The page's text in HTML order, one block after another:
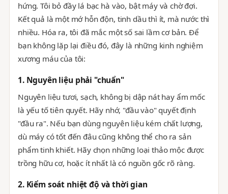
hứng. Tôi bỏ đầy lá bạc hà vào, bật máy và chờ đợi.
Kết quả là một mớ hỗn độn, tinh dầu thì ít, mà nước thì
nhiều. Hóa ra, tôi đã mắc một số sai lầm cơ bản. Để
bạn không lặp lại điều đó, đây là những kinh nghiệm
xương máu của tôi:
1. Nguyên liệu phải "chuẩn"
Nguyên liệu tươi, sạch, không bị dập nát hay ẩm mốc
là yếu tố tiên quyết. Hãy nhớ, "đầu vào" quyết định
"đầu ra". Nếu bạn dùng nguyên liệu kém chất lượng,
dù máy có tốt đến đâu cũng không thể cho ra sản
phẩm tinh khiết. Hãy chọn những loại thảo mộc được
trồng hữu cơ, hoặc ít nhất là có nguồn gốc rõ ràng.
2. Kiểm soát nhiệt độ và thời gian